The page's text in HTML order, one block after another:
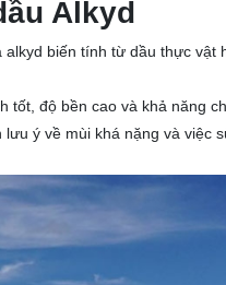
Alkyd
biến tính từ dầu thực
độ bền cao và khả năng
ý về mùi khá nặng và